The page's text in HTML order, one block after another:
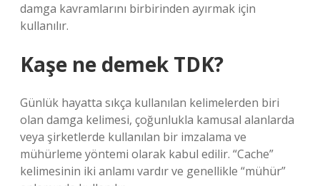
damga kavramlarını birbirinden ayırmak için
kullanılır.
Kaşe ne demek TDK?
Günlük hayatta sıkça kullanılan kelimelerden biri
olan damga kelimesi, çoğunlukla kamusal alanlarda
veya şirketlerde kullanılan bir imzalama ve
mühürleme yöntemi olarak kabul edilir. “Cache”
kelimesinin iki anlamı vardır ve genellikle “mühür”